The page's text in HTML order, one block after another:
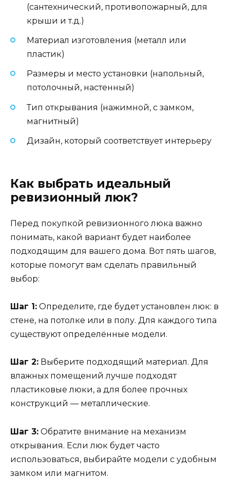
(сантехнический, противопожарный, для
крыши и т.д.)
Материал изготовления (металл или
пластик)
Размеры и место установки (напольный,
потолочный, настенный)
Тип открывания (нажимной, с замком,
магнитный)
Дизайн, который соответствует интерьеру
Как выбрать идеальный
ревизионный люк?
Перед покупкой ревизионного люка важно
понимать, какой вариант будет наиболее
подходящим для вашего дома. Вот пять шагов,
которые помогут вам сделать правильный
выбор:
Шаг 1: Определите, где будет установлен люк: в
стене, на потолке или в полу. Для каждого типа
существуют определённые модели.
Шаг 2: Выберите подходящий материал. Для
влажных помещений лучше подходят
пластиковые люки, а для более прочных
конструкций — металлические.
Шаг 3: Обратите внимание на механизм
открывания. Если люк будет часто
использоваться, выбирайте модели с удобным
замком или магнитом.